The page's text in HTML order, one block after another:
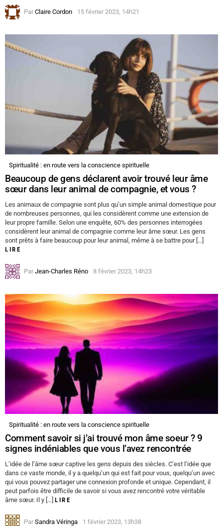
Par Claire Cordon 15 février 2023, 14h21
Spiritualité : en route vers la conscience spirituelle
Beaucoup de gens déclarent avoir trouvé leur âme
sœur dans leur animal de compagnie, et vous ?
Les animaux de compagnie sont plus qu’un simple animal domestique pour
de nombreuses personnes, qui les considèrent comme une extension de
leur propre famille. Selon une enquête, 60% des personnes interrogées
considèrent leur animal de compagnie comme leur âme sœur. Les gens
sont prêts à faire beaucoup pour leur animal, même à se battre pour […]
LIRE
Par Jean-Charles Réno 8 février 2023, 14h23
Spiritualité : en route vers la conscience spirituelle
Comment savoir si j’ai trouvé mon âme soeur ? 9
signes indéniables que vous l’avez rencontrée
L’idée de l’âme sœur captive les gens depuis des siècles. C’est l’idée que
dans ce vaste monde, il y a quelqu’un qui est fait pour vous, quelqu’un avec
qui vous pouvez partager une connexion profonde et unique. Cependant, il
peut parfois être difficile de savoir si vous avez rencontré votre véritable
âme sœur. Il y […] LIRE
Par Sandra Véringa 1 février 2023, 13h38